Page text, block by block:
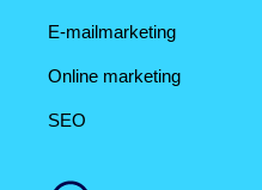
E-mailmarketing
Online marketing
SEO